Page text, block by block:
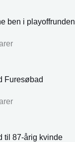
ben i playoffrunden
Furesøbad
til 87-årig kvinde